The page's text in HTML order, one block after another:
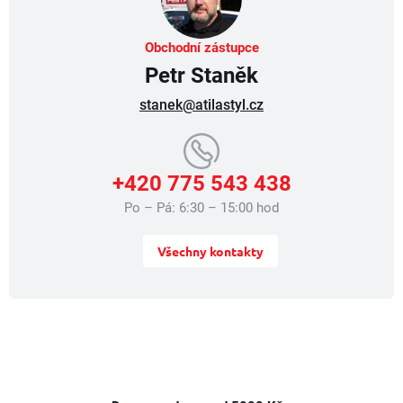
Obchodní zástupce
Petr Staněk
stanek@atilastyl.cz
+420 775 543 438
Po – Pá: 6:30 – 15:00 hod
Všechny kontakty